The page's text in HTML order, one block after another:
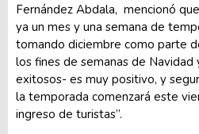
Fernández Abdala, mencionó
ya un mes y una semana de
tomando diciembre como parte
los fines de semanas de
exitosos- es muy positivo, y
la temporada comenzará este
ingreso de turistas”.